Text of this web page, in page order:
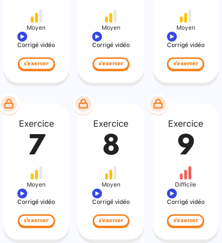
Moyen
Corrigé vidéo
s'exercer
Moyen
Corrigé vidéo
s'exercer
Moyen
Corrigé vidéo
s'exercer
Exercice
7
Moyen
Corrigé vidéo
s'exercer
Exercice
8
Moyen
Corrigé vidéo
s'exercer
Exercice
9
Difficile
Corrigé vidéo
s'exercer